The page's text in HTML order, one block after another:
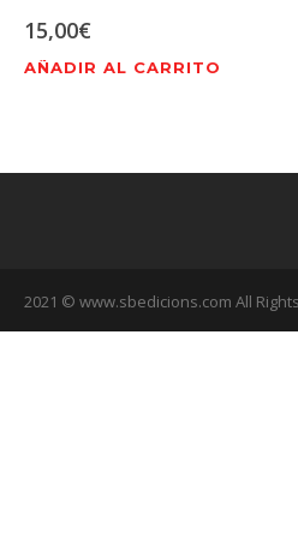
15,00€
AÑADIR AL CARRITO
2021 © www.sbedicions.com All